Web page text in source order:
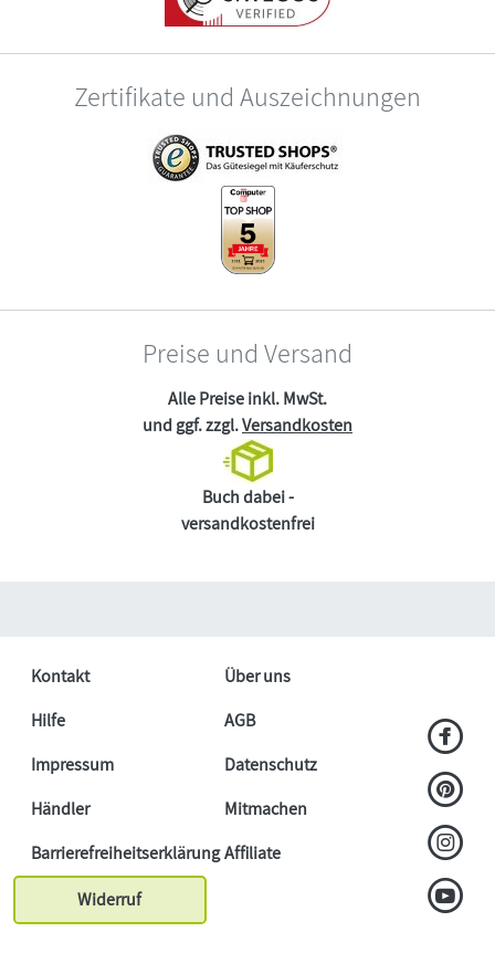
Zertifikate und Auszeichnungen
Preise und Versand
Alle Preise inkl. MwSt.
und ggf. zzgl.Versandkosten
Buch dabei -
versandkostenfrei
Kontakt
Über uns
Hilfe
AGB
Impressum
Datenschutz
Händler
Mitmachen
BarrierefreiheitserklärungAffiliate
Widerruf